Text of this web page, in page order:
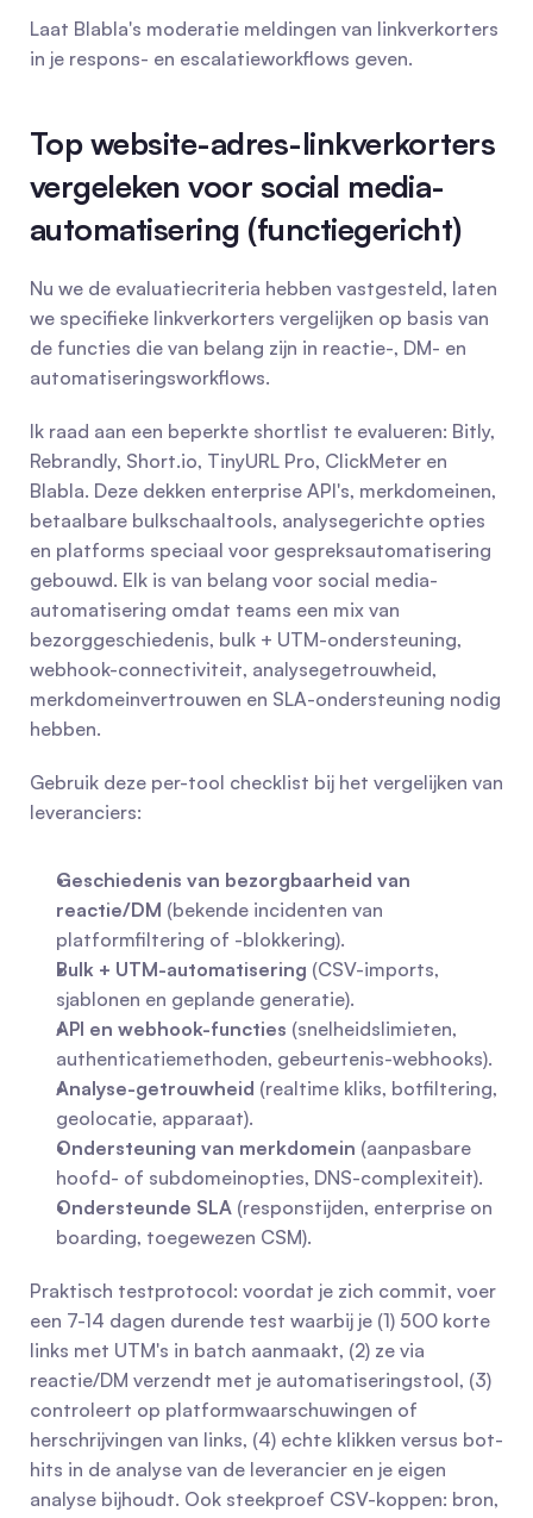
Laat Blabla's moderatie meldingen van linkverkorters
in je respons- en escalatieworkflows geven.
Top website-adres-linkverkorters
vergeleken voor social media-
automatisering (functiegericht)
Nu we de evaluatiecriteria hebben vastgesteld, laten
we specifieke linkverkorters vergelijken op basis van
de functies die van belang zijn in reactie-, DM- en
automatiseringsworkflows.
Ik raad aan een beperkte shortlist te evalueren: Bitly,
Rebrandly, Short.io, TinyURL Pro, ClickMeter en
Blabla. Deze dekken enterprise API's, merkdomeinen,
betaalbare bulkschaaltools, analysegerichte opties
en platforms speciaal voor gespreksautomatisering
gebouwd. Elk is van belang voor social media-
automatisering omdat teams een mix van
bezorggeschiedenis, bulk + UTM-ondersteuning,
webhook-connectiviteit, analysegetrouwheid,
merkdomeinvertrouwen en SLA-ondersteuning nodig
hebben.
Gebruik deze per-tool checklist bij het vergelijken van
leveranciers:
Geschiedenis van bezorgbaarheid van
reactie/DM (bekende incidenten van
platformfiltering of -blokkering).
Bulk + UTM-automatisering (CSV-imports,
sjablonen en geplande generatie).
API en webhook-functies (snelheidslimieten,
authenticatiemethoden, gebeurtenis-webhooks).
Analyse-getrouwheid (realtime kliks, botfiltering,
geolocatie, apparaat).
Ondersteuning van merkdomein (aanpasbare
hoofd- of subdomeinopties, DNS-complexiteit).
Ondersteunde SLA (responstijden, enterprise on
boarding, toegewezen CSM).
Praktisch testprotocol: voordat je zich commit, voer
een 7-14 dagen durende test waarbij je (1) 500 korte
links met UTM's in batch aanmaakt, (2) ze via
reactie/DM verzendt met je automatiseringstool, (3)
controleert op platformwaarschuwingen of
herschrijvingen van links, (4) echte klikken versus bot-
hits in de analyse van de leverancier en je eigen
analyse bijhoudt. Ook steekproef CSV-koppen: bron,